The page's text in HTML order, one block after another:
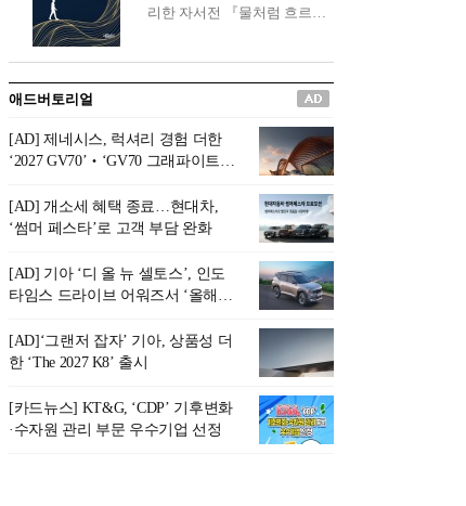
다.단테는 지옥을 '모든 희망을
록 고문은 새로운 시각을 제시
0년의 과도기는 지옥이 아니라
정화와 성장의 공간인 ‘은퇴연
옥(Purgatory)’이라는 것이다.
연옥은 고통스럽지만 끝이 있
으며, 준비를 통해 천국으로 나
아갈 수 있는 희망의 장소라고
말한
리한 자서전 『물처럼 흐르고
통 관료 출신으로 한국 금융의
주요 변곡점마다 중요한 역할
을 하고 금융 경영인으로서 큰
족적을 남긴 김 전 회장이 후배
세대에게 전하는 삶의 조언을
담은 인생 노트다.『물처럼 흐
르고 원칙으로 서다』는 단순
한 자서전을 넘어, 실패를 두려
워하지 않는 용기와 자신에 대
한 믿음이 어떻게 삶을 풍요롭
게 만드는지를 보여주는 지혜
의 보고로 평가된다.김용환 전
회장은 “인생의 목표가 크더라
도 조급해하지 말고 작은 것부
터 하나 하나 성취해 나가
라”고 조언한다. 뼈아픈 실패
조차 성공의 뼈대가 된다는 긍
애드버토리얼
[AD] 제네시스, 럭셔리 경험 더한
‘2027 GV70’‧‘GV70 그래파이트’
[AD] 개소세 혜택 종료…현대차,
‘썸머 페스타’로 고객 부담 완화
[AD] 기아 ‘디 올 뉴 셀토스’, 인도
타임스 드라이브 어워즈서 ‘올해의
[AD]‘그랜저 잡자’ 기아, 상품성 더
한 ‘The 2027 K8’ 출시
[카드뉴스] KT&G, ‘CDP’ 기후변화
·수자원 관리 부문 우수기업 선정